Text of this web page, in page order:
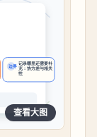
查看大图